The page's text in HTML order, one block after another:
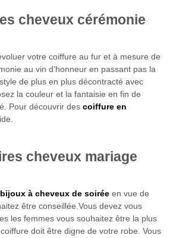
cheveux cérémonie
votre coiffure au fur et à mesure de
au vin d’honneur en passant pas la
de plus en plus décontracté avec
la couleur et la fantaisie en fin de
Pour découvrir des coiffure en
cheveux mariage
bijoux à cheveux de soirée en vue de
être conseillée.Vous devez vous
les femmes vous souhaitez être la plus
doit être digne de votre robe. Vous